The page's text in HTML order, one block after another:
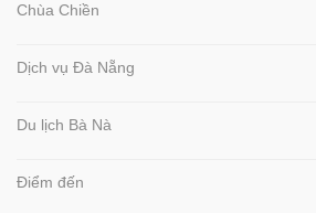
Chùa Chiền
Dịch vụ Đà Nẵng
Du lịch Bà Nà
Điểm đến